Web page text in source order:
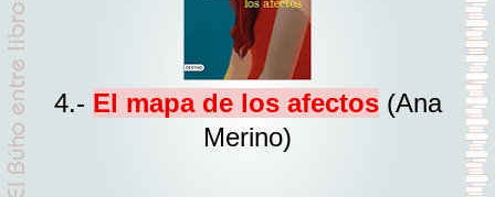
4.- El mapa de los afectos (Ana
Merino)